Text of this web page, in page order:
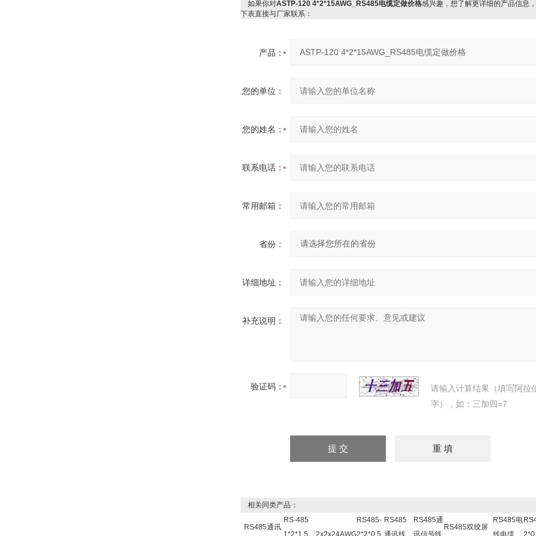
如果你对ASTP-120 4*2*15AWG_RS485电缆定做价格感兴趣，想了解更详细的产品信息
下表直接与厂家联系：
产品：
您的单位：
您的姓名：
联系电话：
常用邮箱：
省份：
详细地址：
补充说明：
验证码：
请输入计算结果（填写阿拉
字），如：三加四=7
相关同类产品：
RS485通讯
RS-485
1*2*1.5
2x2x24AWG
RS485-
2*2*0.5
RS485
通讯线
RS485通
讯信号线
RS485双绞屏
RS485电
线电缆